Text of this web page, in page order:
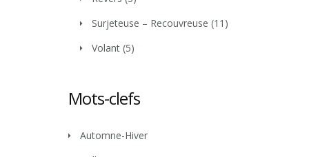
Surjeteuse – Recouvreuse (11)
Volant (5)
Mots-clefs
Automne-Hiver